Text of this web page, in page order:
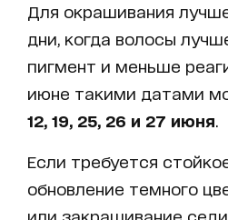
Для окрашивания
дни, когда волосы
пигмент и меньше
июне такими датами
12, 19, 25, 26 и 27 июня
Если требуется
обновление темного
или закрашивание